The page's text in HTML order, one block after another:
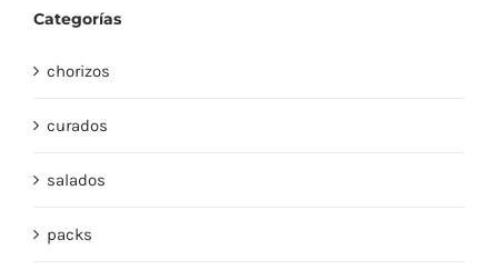
Categorías
chorizos
curados
salados
packs